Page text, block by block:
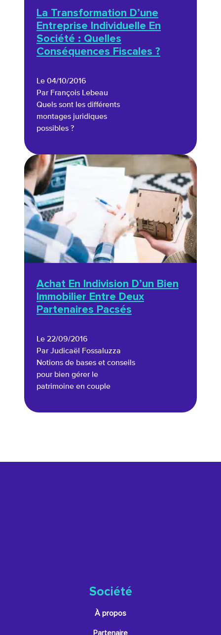
La Transformation D’une
Entreprise Individuelle En
Société : Quelles
Conséquences Fiscales ?
Le 04/10/2016
Par François Lebeau
Quels sont les différents
montages juridiques
possibles ?
Achat En Indivision D’un Bien
Immobilier Entre Deux
Partenaires Pacsés
Le 22/09/2016
Par Judicaël Fossaluzza
Notions de bases et conseils
pour bien gérer le
patrimoine en couple
Société
À propos
Partenaire